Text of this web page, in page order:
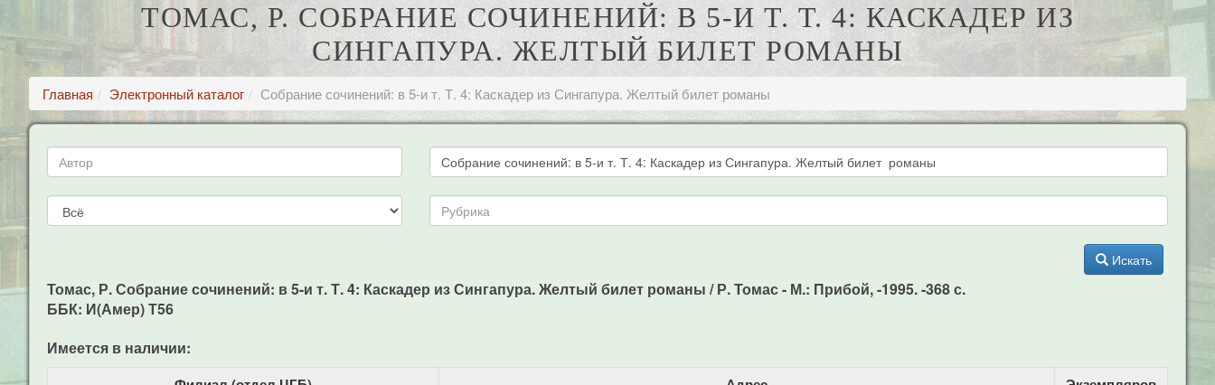
ТОМАС, Р. СОБРАНИЕ СОЧИНЕНИЙ: В 5-И Т. Т. 4: КАСКАДЕР ИЗ
СИНГАПУРА. ЖЕЛТЫЙ БИЛЕТ РОМАНЫ
Главная Электронный каталог Собрание сочинений: в 5-и т. Т. 4: Каскадер из Сингапура. Желтый билет романы
Искать
Томас, Р. Собрание сочинений: в 5-и т. Т. 4: Каскадер из Сингапура. Желтый билет романы / Р. Томас - М.: Прибой, -1995. -368 с.
ББК: И(Амер) Т56
Имеется в наличии: